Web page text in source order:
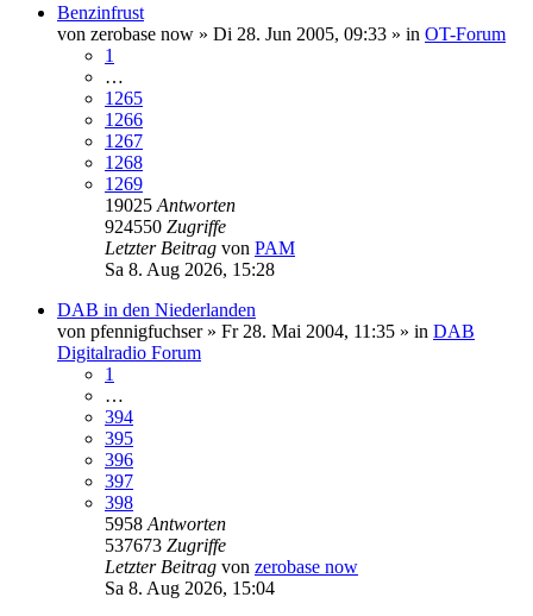
Benzinfrust
von zerobase now » Di 28. Jun 2005, 09:33 » in OT-Forum
1
…
1265
1266
1267
1268
1269
19025 Antworten
924550 Zugriffe
Letzter Beitrag von PAM
Sa 8. Aug 2026, 15:28
DAB in den Niederlanden
von pfennigfuchser» Fr 28. Mai 2004, 11:35 » in DAB
Digitalradio Forum
1
…
394
395
396
397
398
5958 Antworten
537673 Zugriffe
Letzter Beitrag von zerobase now
Sa 8. Aug 2026, 15:04